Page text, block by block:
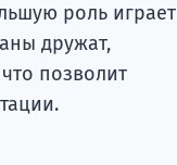
роль играет
дружат,
позволит